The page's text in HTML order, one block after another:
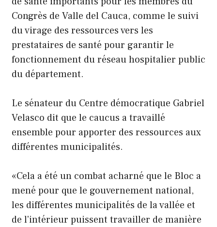
Congrès de Valle del Cauca, comme le suivi
du virage des ressources vers les
prestataires de santé pour garantir le
fonctionnement du réseau hospitalier public
du département.
Le sénateur du Centre démocratique Gabriel
Velasco dit que le caucus a travaillé
ensemble pour apporter des ressources aux
différentes municipalités.
«Cela a été un combat acharné que le Bloc a
mené pour que le gouvernement national,
les différentes municipalités de la vallée et
de l'intérieur puissent travailler de manière